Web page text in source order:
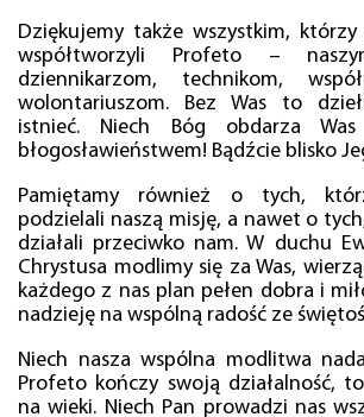
Dziękujemy także wszystkim,
współtworzyli Profeto –
dziennikarzom, technikom,
wolontariuszom. Bez Was to
istnieć. Niech Bóg obdarza
błogosławieństwem! Bądźcie blisko
Pamiętamy również o tych,
podzielali naszą misję, a nawet o
działali przeciwko nam. W duchu
Chrystusa modlimy się za Was,
każdego z nas plan pełen dobra i
nadzieję na wspólną radość ze
Niech nasza wspólna modlitwa
Profeto kończy swoją działalność,
na wieki. Niech Pan prowadzi nas